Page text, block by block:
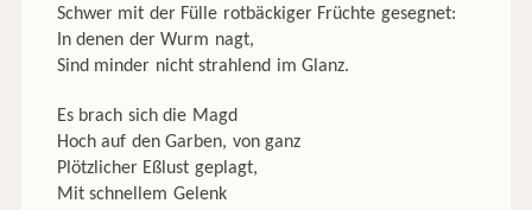
Schwer mit der Fülle rotbäckiger Früchte gesegnet:
In denen der Wurm nagt,
Sind minder nicht strahlend im Glanz.
Es brach sich die Magd
Hoch auf den Garben, von ganz
Plötzlicher Eßlust geplagt,
Mit schnellem Gelenk